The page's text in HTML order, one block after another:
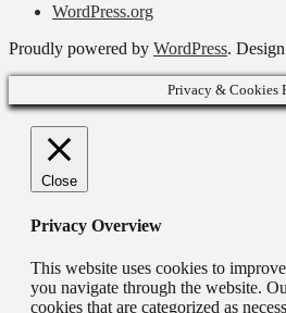
WordPress.org
Proudly powered by WordPress.
Privacy & Cookies
Close
Privacy Overview
This website uses cookies to
you navigate through the website.
cookies that are categorized as